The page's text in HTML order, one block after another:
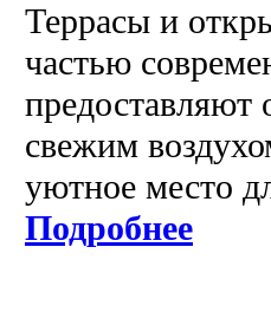
Террасы и
частью
предоставляют
свежим
уютное место
Подробнее